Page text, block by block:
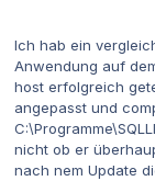
Ich hab ein
Anwendung auf
host erfolgreich
angepasst und
nicht ob er
nach nem Update